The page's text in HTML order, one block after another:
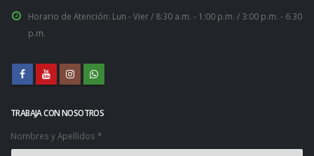
Horario de Atención: Lun - Vier / 8:30 a.m. - 1:00 p.m. / 3:00 p.m. - 6.30
p.m.
TRABAJA CON NOSOTROS
Nombres y Apellidos *